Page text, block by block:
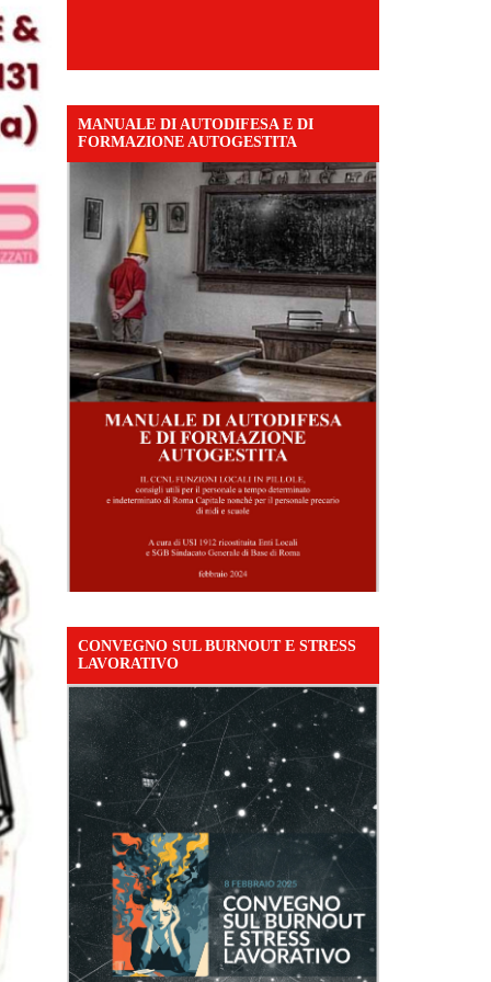
MANUALE DI AUTODIFESA E DI
FORMAZIONE AUTOGESTITA
CONVEGNO SUL BURNOUT E STRESS
LAVORATIVO